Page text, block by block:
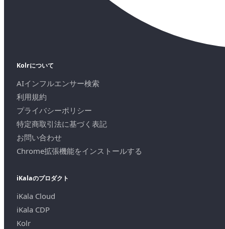
Kolrについて
AIインフルエンサー検索
利用規約
プライバシーポリシー
特定商取引法に基づく表記
お問い合わせ
Chrome拡張機能をインストールする
iKalaのプロダクト
iKala Cloud
iKala CDP
Kolr